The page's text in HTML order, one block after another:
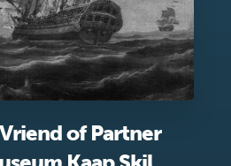
of Partner